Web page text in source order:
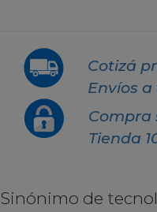
Cotizá
Envíos
Compra
Tienda
Sinónimo de